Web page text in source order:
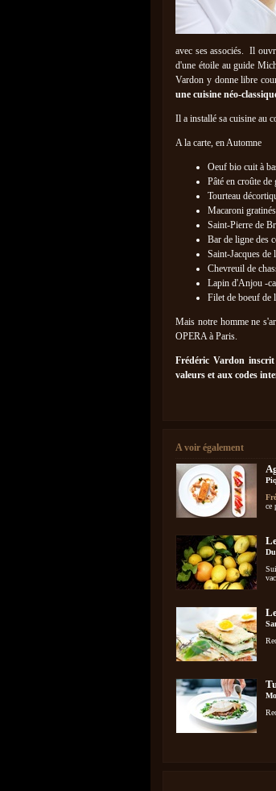
avec ses associés. Il
d'une étoile au guide
Vardon y donne libre
une cuisine néo-
Il a installé sa cuisine au
A la carte, en Automne
Oeuf bio cuit à
Pâté en croûte
Tourteau
Macaroni
Saint-Pierre de
Bar de ligne des
Saint-Jacques de
Chevreuil de
Lapin d'Anjou -
Filet de boeuf de
Mais notre homme ne
OPERA à Paris.
Frédéric Vardon
valeurs et aux codes
A voir également
ce